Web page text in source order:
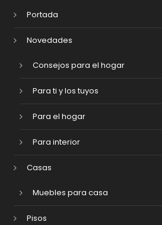
Portada
Novedades
Consejos para el hogar
Para ti y los tuyos
Para el hogar
Para interior
Casas
Muebles para casa
Pisos